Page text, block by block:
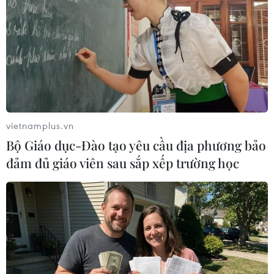
nghiệp.
VietinBank eFAST đã và đang nhận được sự đón nhận nhiệt tình
của cộng đồng doanh nghiệp. (Ảnh: Vietnam+)
vietnamplus.vn
Bộ Giáo dục-Đào tạo yêu cầu địa phương bảo
đảm đủ giáo viên sau sắp xếp trường học